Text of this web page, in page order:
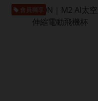
會員獨享